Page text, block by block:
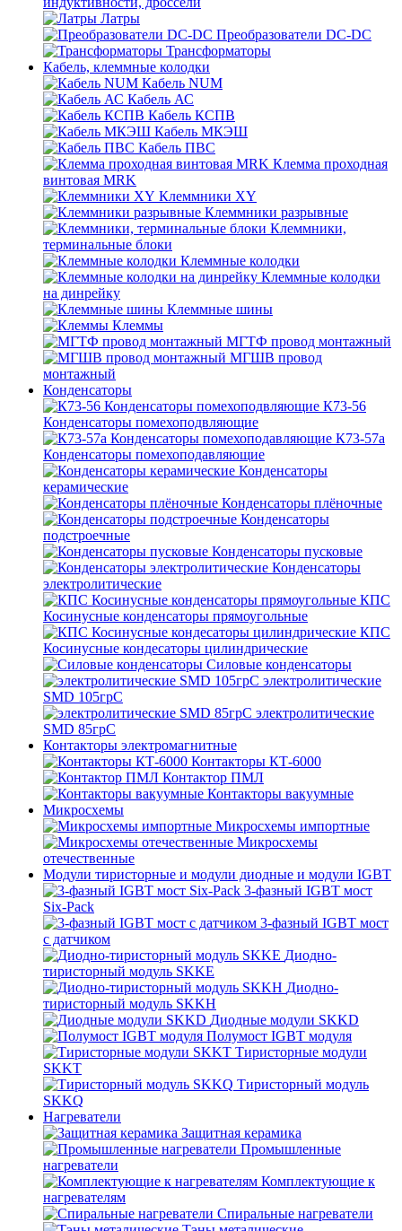
Латры
Преобразователи DC-DC
Трансформаторы
Кабель, клеммные колодки
Кабель NUM
Кабель АС
Кабель КСПВ
Кабель МКЭШ
Кабель ПВС
Клемма проходная
винтовая MRK
Клеммники XY
Клеммники разрывные
Клеммники,
терминальные блоки
Клеммные колодки
Клеммные колодки
на динрейку
Клеммные шины
Клеммы
МГТФ провод монтажный
МГШВ провод
монтажный
Конденсаторы
К73-56
Конденсаторы помехоподвляющие
К73-57а
Конденсаторы помехоподавляющие
Конденсаторы
керамические
Конденсаторы плёночные
Конденсаторы
подстроечные
Конденсаторы пусковые
Конденсаторы
электролитические
КПС
Косинусные конденсаторы прямоугольные
КПС
Косинусные кондесаторы цилиндрические
Силовые конденсаторы
электролитические
SMD 105грС
электролитические
SMD 85грС
Контакторы электромагнитные
Контакторы КТ-6000
Контактор ПМЛ
Контакторы вакуумные
Микросхемы
Микросхемы импортные
Микросхемы
отечественные
Модули тиристорные и модули диодные и модули IGBT
3-фазный IGBT мост
Six-Pack
3-фазный IGBT мост
с датчиком
Диодно-
тиристорный модуль SKKE
Диодно-
тиристорный модуль SKKH
Диодные модули SKKD
Полумост IGBT модуля
Тиристорные модули
SKKT
Тиристорный модуль
SKKQ
Нагреватели
Защитная керамика
Промышленные
нагреватели
Комплектующие к
нагревателям
Спиральные нагреватели